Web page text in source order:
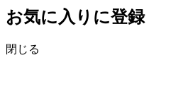
お気に入りに登録
閉じる